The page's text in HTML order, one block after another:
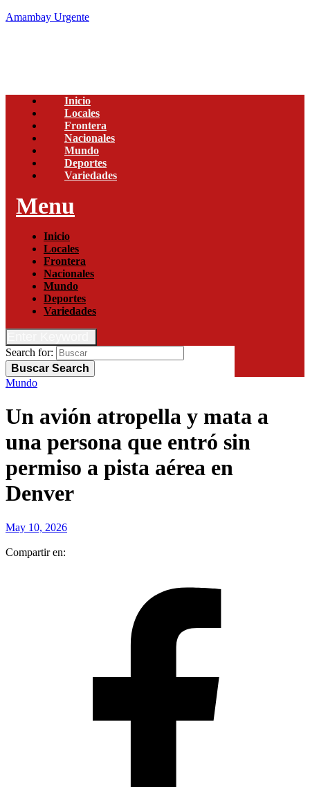
Amambay Urgente
Inicio
Locales
Frontera
Nacionales
Mundo
Deportes
Variedades
Menu
Inicio
Locales
Frontera
Nacionales
Mundo
Deportes
Variedades
Search for:
Buscar Search
Mundo
Un avión atropella y mata a
una persona que entró sin
permiso a pista aérea en
Denver
May 10, 2026
Compartir en: